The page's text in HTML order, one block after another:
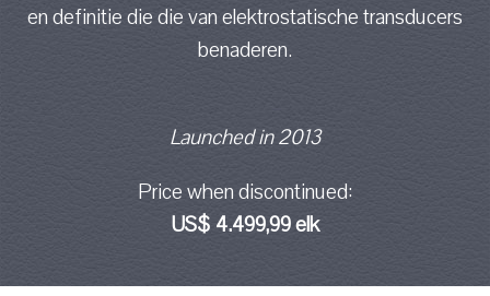
en definitie die die van elektrostatische transducers
benaderen.
Launched in 2013
Price when discontinued:
US$ 4.499,99 elk